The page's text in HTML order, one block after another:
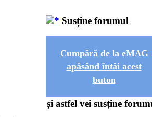
Susține forumul
Cumpără de la eMAG
apăsând întâi acest
buton
și astfel vei susține